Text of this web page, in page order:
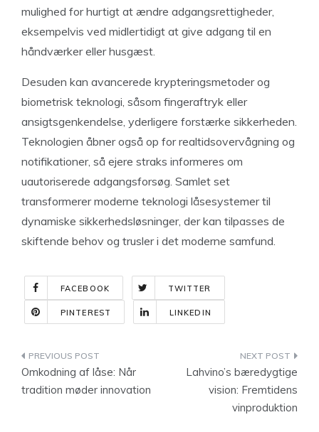
mulighed for hurtigt at ændre adgangsrettigheder,
eksempelvis ved midlertidigt at give adgang til en
håndværker eller husgæst.
Desuden kan avancerede krypteringsmetoder og
biometrisk teknologi, såsom fingeraftryk eller
ansigtsgenkendelse, yderligere forstærke sikkerheden.
Teknologien åbner også op for realtidsovervågning og
notifikationer, så ejere straks informeres om
uautoriserede adgangsforsøg. Samlet set
transformerer moderne teknologi låsesystemer til
dynamiske sikkerhedsløsninger, der kan tilpasses de
skiftende behov og trusler i det moderne samfund.
FACEBOOK TWITTER
PINTEREST LINKEDIN
Indlægsnavigation
Omkodning af låse: Når
tradition møder innovation
Lahvino’s bæredygtige
vision: Fremtidens
vinproduktion